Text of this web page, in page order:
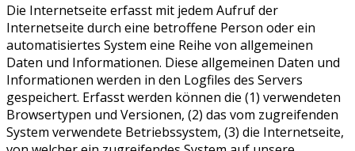
Die Internetseite erfasst mit jedem Aufruf der
Internetseite durch eine betroffene Person oder ein
automatisiertes System eine Reihe von allgemeinen
Daten und Informationen. Diese allgemeinen Daten und
Informationen werden in den Logfiles des Servers
gespeichert. Erfasst werden können die (1) verwendeten
Browsertypen und Versionen, (2) das vom zugreifenden
System verwendete Betriebssystem, (3) die Internetseite,